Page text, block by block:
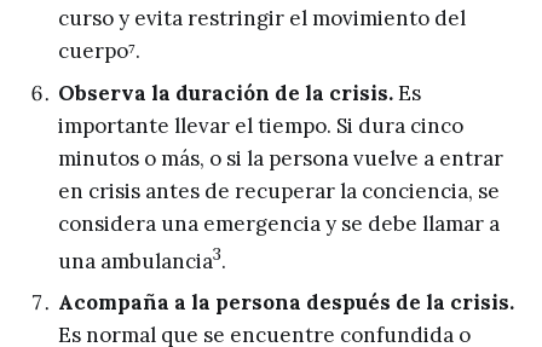
curso y evita restringir el movimiento del
cuerpo⁷.
Observa la duración de la crisis.Es
importante llevar el tiempo. Si dura cinco
minutos o más, o si la persona vuelve a entrar
en crisis antes de recuperar la conciencia, se
considera una emergencia y se debe llamar a
una ambulancia3.
Acompaña a la persona después de la crisis.
Es normal que se encuentre confundida o